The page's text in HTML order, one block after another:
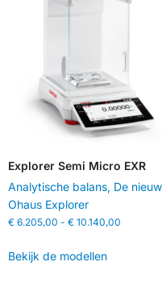
Explorer Semi Micro EXR
Analytische balans, De
Ohaus Explorer
€ 6.205,00 - € 10.140,00
Bekijk de modellen